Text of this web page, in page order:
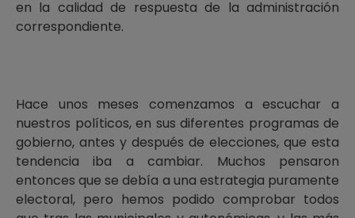
en la calidad de respuesta de la administración
correspondiente.
Hace unos meses comenzamos a escuchar a
nuestros políticos, en sus diferentes programas de
gobierno, antes y después de elecciones, que esta
tendencia iba a cambiar. Muchos pensaron
entonces que se debía a una estrategia puramente
electoral, pero hemos podido comprobar todos